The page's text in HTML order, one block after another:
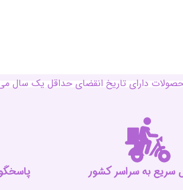
دارای تاریخ انقضای حداقل یک سال
پاسخگوی سریع به سراسر کشور